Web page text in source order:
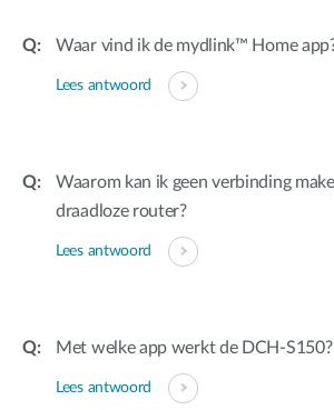
Waar vind ik de mydlink™ Home
Lees antwoord
Waarom kan ik geen verbinding
draadloze router?
Lees antwoord
Met welke app werkt de DCH-S150?
Lees antwoord